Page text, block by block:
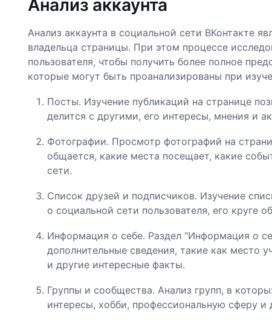
Анализ аккаунта
Анализ аккаунта в социальной сети ВКонтакте
владельца страницы. При этом процессе
пользователя, чтобы получить более полное
которые могут быть проанализированы при
Посты. Изучение публикаций на странице
делится с другими, его интересы, мнения и
Фотографии. Просмотр фотографий на
общается, какие места посещает, какие
сети.
Список друзей и подписчиков. Изучение
о социальной сети пользователя, его
Информация о себе. Раздел "Информация о
дополнительные сведения, такие как место
и другие интересные факты.
Группы и сообщества. Анализ групп, в
интересы, хобби, профессиональную сферу и